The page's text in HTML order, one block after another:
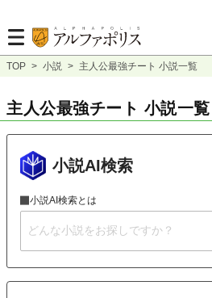
TOP > 小説 > 主人公最強チート 小説一覧
主人公最強チート 小説一覧
小説AI検索
小説AI検索とは